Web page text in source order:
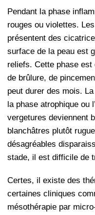
Pendant la phase
rouges ou violettes.
présentent des
surface de la peau est
reliefs. Cette phase
de brûlure, de
peut durer des mois.
la phase atrophique ou
vergetures deviennent
blanchâtres plutôt
désagréables
stade, il est difficile de
Certes, il existe des
certaines cliniques
mésothérapie par